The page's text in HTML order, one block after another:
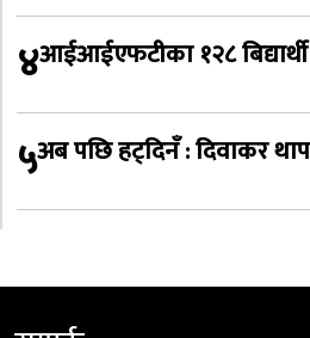
४आईआईएफटीका १२८
५अब पछि हट्दिनँ : दिवाकर